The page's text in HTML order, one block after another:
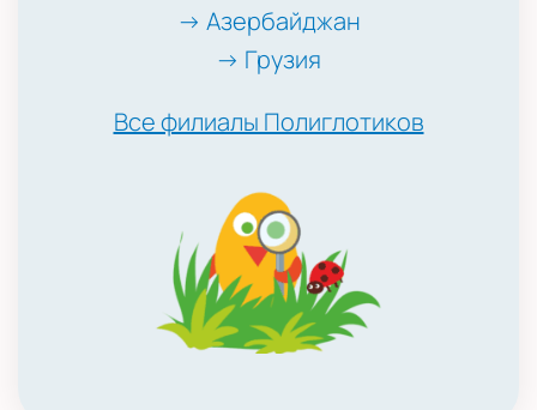
→ Азербайджан
→ Грузия
Все филиалы Полиглотиков